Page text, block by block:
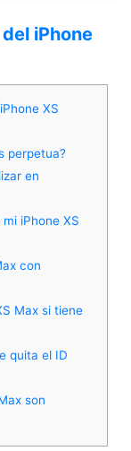
iPhone
XS
perpetua?
en
iPhone XS
con
Max si tiene
quita el ID
son